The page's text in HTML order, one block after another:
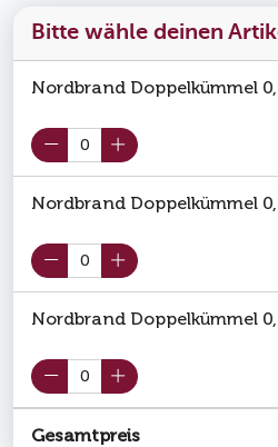
Bitte wähle deinen
Nordbrand Doppelkümmel
Nordbrand Doppelkümmel
Nordbrand Doppelkümmel
Gesamtpreis